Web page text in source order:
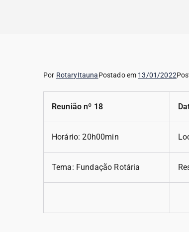
Por RotaryItaunaPostado em 13/01/2022
Reunião nº 18
Horário: 20h00min
Tema: Fundação Rotária